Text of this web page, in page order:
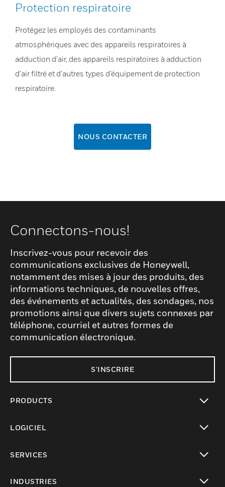
Protection respiratoire
Protégez les employés des contaminants
atmosphériques avec des appareils respiratoires à
adduction d’air, des appareils respiratoires à adduction
d’air filtré et d’autres types d’équipement de protection
respiratoire.
NOUS CONTACTER
Connectons-nous!
Inscrivez-vous pour recevoir des
communications exclusives de Honeywell,
notamment des mises à jour des produits, des
informations techniques, de nouvelles offres,
des événements et actualités, des sondages, nos
promotions ainsi que divers sujets connexes par
téléphone, courriel et autres formes de
communication électronique.
S'INSCRIRE
PRODUCTS
LOGICIEL
SERVICES
INDUSTRIES